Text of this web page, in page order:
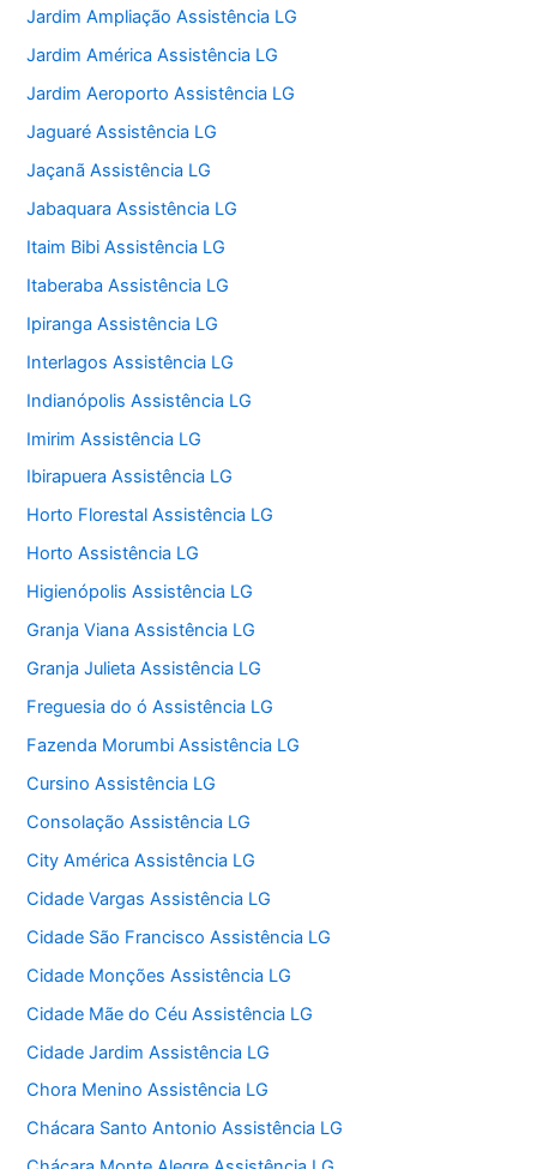
Jardim Ampliação Assistência LG
Jardim América Assistência LG
Jardim Aeroporto Assistência LG
Jaguaré Assistência LG
Jaçanã Assistência LG
Jabaquara Assistência LG
Itaim Bibi Assistência LG
Itaberaba Assistência LG
Ipiranga Assistência LG
Interlagos Assistência LG
Indianópolis Assistência LG
Imirim Assistência LG
Ibirapuera Assistência LG
Horto Florestal Assistência LG
Horto Assistência LG
Higienópolis Assistência LG
Granja Viana Assistência LG
Granja Julieta Assistência LG
Freguesia do ó Assistência LG
Fazenda Morumbi Assistência LG
Cursino Assistência LG
Consolação Assistência LG
City América Assistência LG
Cidade Vargas Assistência LG
Cidade São Francisco Assistência LG
Cidade Monções Assistência LG
Cidade Mãe do Céu Assistência LG
Cidade Jardim Assistência LG
Chora Menino Assistência LG
Chácara Santo Antonio Assistência LG